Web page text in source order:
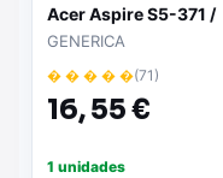
Acer Aspire S5-371 /
50.GCHN2.005
GENERICA
� � � � �(71)
16,55 €
1 unidades